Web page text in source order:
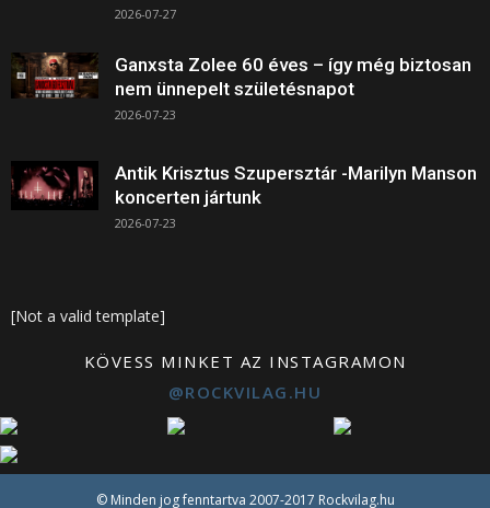
2026-07-27
Ganxsta Zolee 60 éves – így még biztosan
nem ünnepelt születésnapot
2026-07-23
Antik Krisztus Szupersztár -Marilyn Manson
koncerten jártunk
2026-07-23
[Not a valid template]
KÖVESS MINKET AZ INSTAGRAMON
@ROCKVILAG.HU
© Minden jog fenntartva 2007-2017 Rockvilag.hu